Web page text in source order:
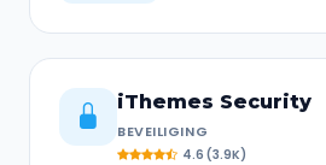
iThemes Security
BEVEILIGING
4.6 (3.9K)